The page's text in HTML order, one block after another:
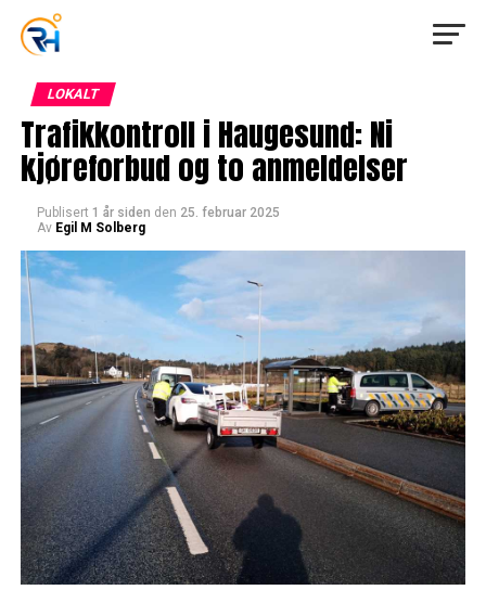
LOKALT
Trafikkontroll i Haugesund: Ni
kjøreforbud og to anmeldelser
Publisert 1 år siden den 25. februar 2025
Av Egil M Solberg